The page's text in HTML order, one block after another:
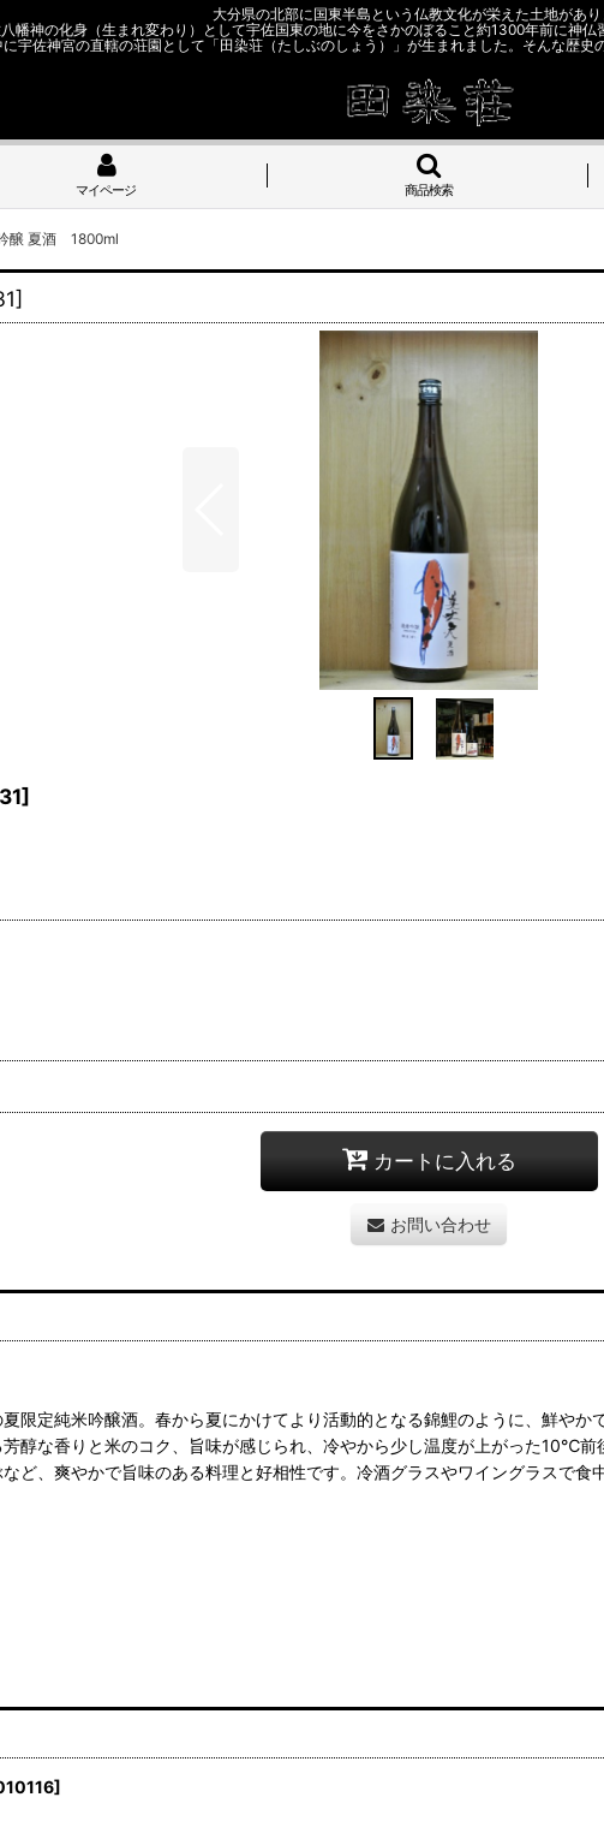
大分県の北部に国東半島という仏教文化が栄えた土地があり
幡神の化身（生まれ変わり）として宇佐国東の地に今をさかのぼること約1300年前に神仏
に宇佐神宮の直轄の荘園として「田染荘（たしぶのしょう）」が生まれました。そんな歴史
マイページ 商品検索
醸 夏酒 1800ml
]
]
カートに入れる
お問い合わせ
限定純米吟醸酒。春から夏にかけてより活動的となる錦鯉のように、鮮やか
醇な香りと米のコク、旨味が感じられ、冷やから少し温度が上がった10℃
ど、爽やかで旨味のある料理と好相性です。冷酒グラスやワイングラスで食
]